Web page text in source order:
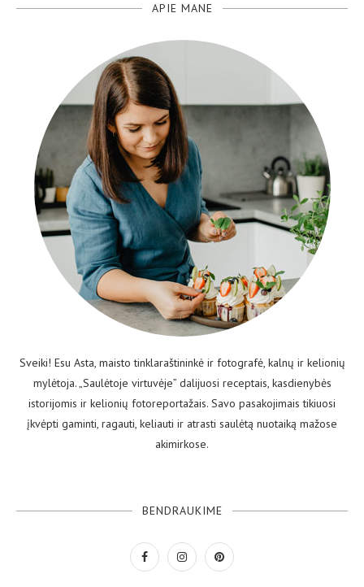
APIE MANE
Sveiki! Esu Asta, maisto tinklaraštininkė ir fotografė, kalnų ir kelionių
mylėtoja. „Saulėtoje virtuvėje” dalijuosi receptais, kasdienybės
istorijomis ir kelionių fotoreportažais. Savo pasakojimais tikiuosi
įkvėpti gaminti, ragauti, keliauti ir atrasti saulėtą nuotaiką mažose
akimirkose.
BENDRAUKIME